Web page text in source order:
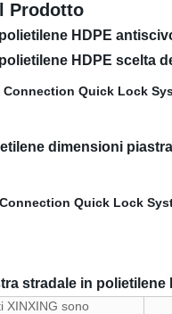
Prodotto
HDPE
HDPE scelta
dimensioni
stradale in polietilene
XINXING sono